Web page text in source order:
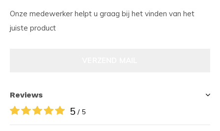
Onze medewerker helpt u graag bij het vinden van het
juiste product
Reviews
5 / 5